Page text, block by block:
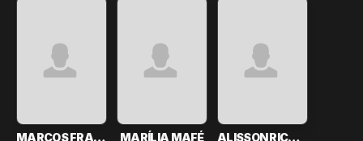
MARCOS FRANÇA MARÍLIA MAFÉ ALISSON RICARDO